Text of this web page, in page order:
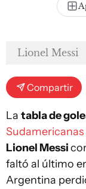
Lionel Messi
Compartir
La tabla de
Sudamericanas
Lionel Messi
faltó al último
Argentina